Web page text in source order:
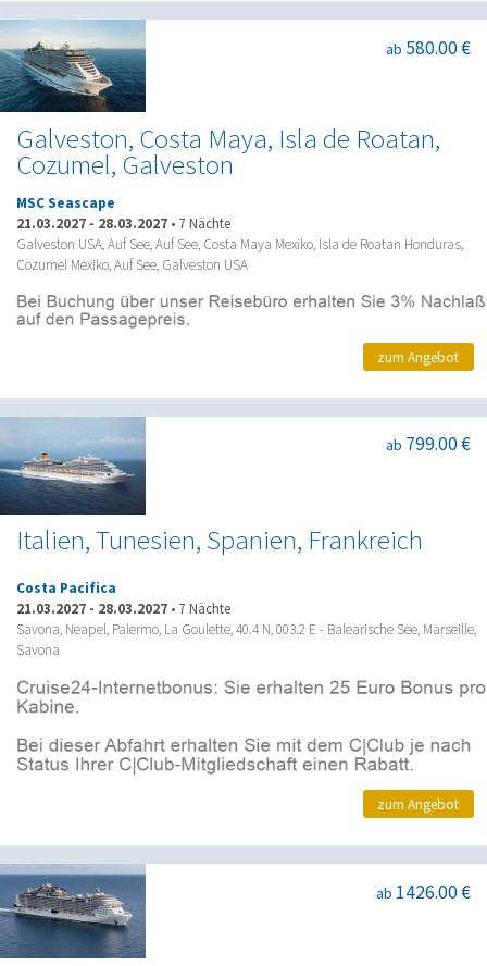
Galveston, Costa Maya, Isla de Roatan,
Cozumel, Galveston
ab 580.00 €
MSC Seascape
21.03.2027 - 28.03.2027 • 7 Nächte
Galveston USA, Auf See, Auf See, Costa Maya Mexiko, Isla de Roatan Honduras,
Cozumel Mexiko, Auf See, Galveston USA
zum Angebot
Italien, Tunesien, Spanien, Frankreich
ab 799.00 €
Costa Pacifica
21.03.2027 - 28.03.2027 • 7 Nächte
Savona, Neapel, Palermo, La Goulette, 40.4 N, 003.2 E - Balearische See, Marseille,
Savona
zum Angebot
ab 1426.00 €